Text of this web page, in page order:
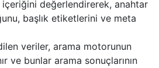
içeriğini değerlendirerek, anahtar
başlık etiketlerini ve meta
veriler, arama motorunun
ve bunlar arama sonuçlarının